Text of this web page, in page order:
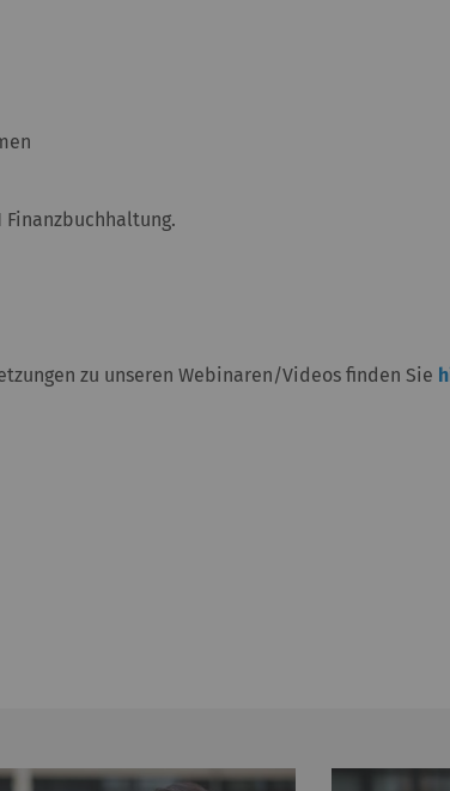
Finanzbuchhaltung.
zu unseren Webinaren/Videos finden Sie